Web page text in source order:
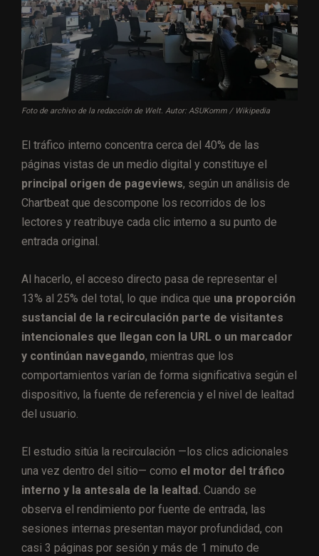
Foto de archivo de la redacción de Welt. Autor: ASUKomm / Wikipedia
El tráfico interno concentra cerca del 40% de las
páginas vistas de un medio digital y constituye el
principal origen de pageviews, según un análisis de
Chartbeat que descompone los recorridos de los
lectores y reatribuye cada clic interno a su punto de
entrada original.
Al hacerlo, el acceso directo pasa de representar el
13% al 25% del total, lo que indica que una proporción
sustancial de la recirculación parte de visitantes
intencionales que llegan con la URL o un marcador
y continúan navegando, mientras que los
comportamientos varían de forma significativa según el
dispositivo, la fuente de referencia y el nivel de lealtad
del usuario.
El estudio sitúa la recirculación —los clics adicionales
una vez dentro del sitio— como el motor del tráfico
interno y la antesala de la lealtad. Cuando se
observa el rendimiento por fuente de entrada, las
sesiones internas presentan mayor profundidad, con
casi 3 páginas por sesión y más de 1 minuto de